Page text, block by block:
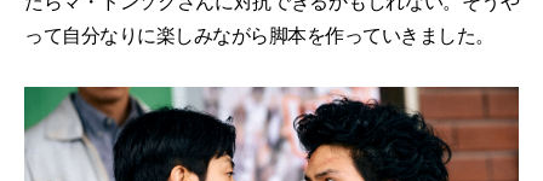
って自分なりに楽しみながら脚本を作っていきました。